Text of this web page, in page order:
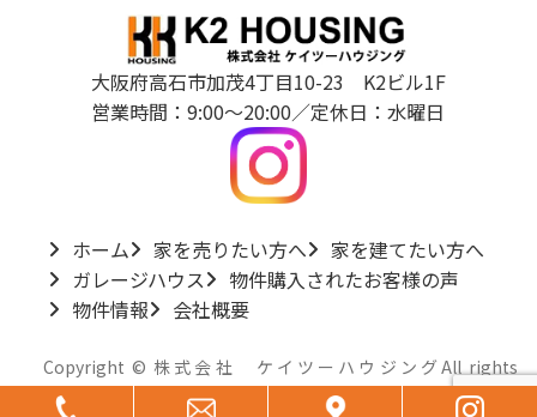
グ グ グ グ
大阪府高石市加茂4丁目10-23 K2ビル1F
営業時間：9:00～20:00／定休日：水曜日
ホーム 家を売りたい方へ
家を建てたい方へ
ガレージハウス
物件購入されたお客様の声
物件情報
会社概要
Copyright © 株式会社 ケイツーハウジングAll rights
reserved.